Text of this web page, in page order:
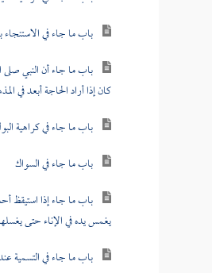
باب ما جاء في الاستنجاء
باب ما جاء أن النبي صلى
كان إذا أراد الحاجة أبعد في
باب ما جاء في كراهية
باب ما جاء في السواك
باب ما جاء إذا استيقظ
يغمس يده في الإناء حتى
باب ما جاء في التسمية